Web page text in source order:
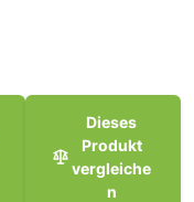
Dieses
Produkt
vergleiche
n